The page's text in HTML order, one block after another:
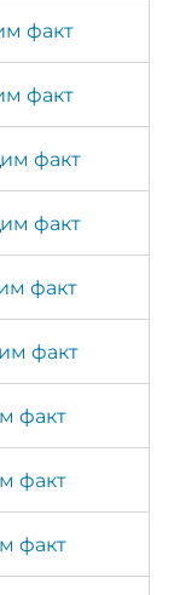
факт
факт
факт
факт
факт
факт
факт
факт
факт